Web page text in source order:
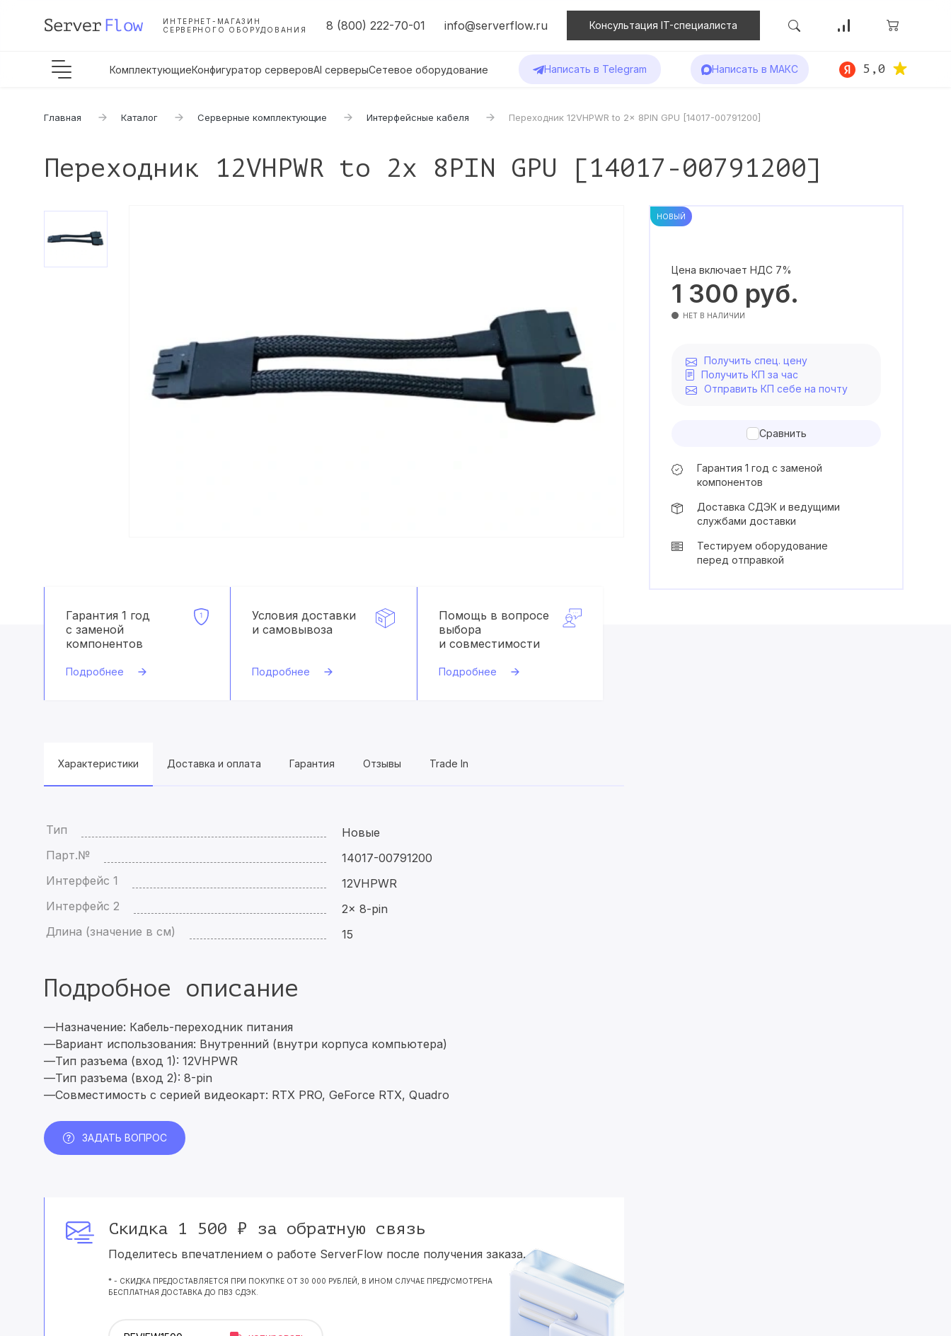
ИНТЕРНЕТ-МАГАЗИН
СЕРВЕРНОГО ОБОРУДОВАНИЯ
8 (800) 222-70-01 info@serverflow.ru Консультация IT-специалиста
КомплектующиеКонфигуратор серверовAI серверыСетевое оборудование Написать в Telegram Написать в МАКС 5,0
Главная Каталог Серверные комплектующие Интерфейсные кабеля Переходник 12VHPWR to 2x 8PIN GPU [14017-00791200]
Переходник 12VHPWR to 2x 8PIN GPU [14017-00791200]
Гарантия 1 год
с заменой
компонентов
Подробнее
Условия доставки
и самовывоза
Подробнее
Помощь в вопросе
выбора
и совместимости
Подробнее
Характеристики Доставка и оплата Гарантия Отзывы Trade In
Тип
Новые
Парт.№
14017-00791200
Интерфейс 1
12VHPWR
Интерфейс 2
2x 8-pin
Длина (значение в см)
15
Подробное описание
—Назначение: Кабель-переходник питания
—Вариант использования: Внутренний (внутри корпуса компьютера)
—Тип разъема (вход 1): 12VHPWR
—Тип разъема (вход 2): 8-pin
—Совместимость с серией видеокарт: RTX PRO, GeForce RTX, Quadro
ЗАДАТЬ ВОПРОС
Скидка 1 500 ₽ за обратную связь
Поделитесь впечатлением о работе ServerFlow после получения заказа.
* - СКИДКА ПРЕДОСТАВЛЯЕТСЯ ПРИ ПОКУПКЕ ОТ 30 000 РУБЛЕЙ, В ИНОМ СЛУЧАЕ ПРЕДУСМОТРЕНА
БЕСПЛАТНАЯ ДОСТАВКА ДО ПВЗ СДЭК.
НОВЫЙ
Цена включает НДС 7%
1 300 руб.
НЕТ В НАЛИЧИИ
Получить спец. цену
Получить КП за час
Отправить КП себе на почту
Сравнить
Гарантия 1 год с заменой
компонентов
Доставка СДЭК и ведущими
службами доставки
Тестируем оборудование
перед отправкой